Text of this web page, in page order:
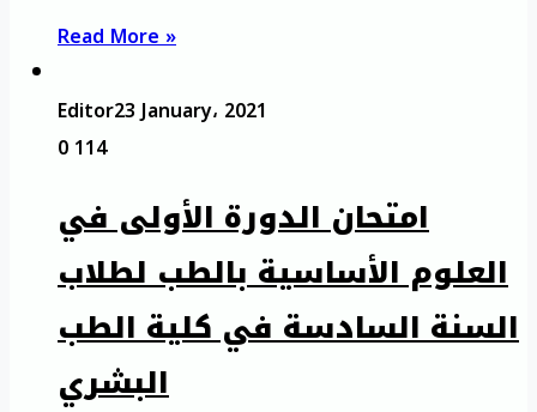
Read More »
Editor23 January، 2021
0114
امتحان الدورة الأولى في
العلوم الأساسية بالطب لطلاب
السنة السادسة في كلية الطب
البشري